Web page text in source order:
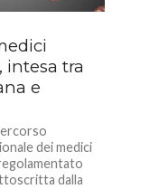
intesa tra
e
dei medici
dalla